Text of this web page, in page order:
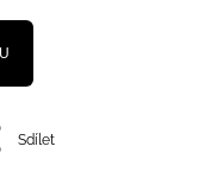
Sdílet